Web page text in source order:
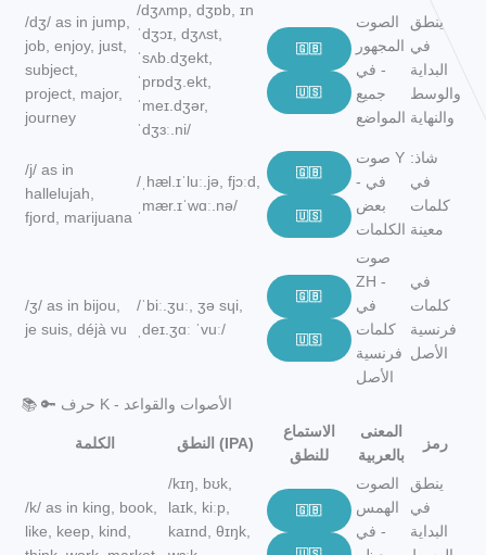
/dʒ/ as in jump,
job, enjoy, just,
subject,
project, major,
journey
/dʒʌmp, dʒɒb, ɪn
ˈdʒɔɪ, dʒʌst,
ˈsʌb.dʒekt,
ˈprɒdʒ.ekt,
ˈmeɪ.dʒər,
ˈdʒɜː.ni/
🇬🇧
🇺🇸
الصوت
المجهور
- في
جميع
المواضع
ينطق
في
البداية
والوسط
والنهاية
/j/ as in
hallelujah,
fjord, marijuana
/ˌhæl.ɪˈluː.jə, fjɔːd,
ˌmær.ɪˈwɑː.nə/
🇬🇧
🇺🇸
صوت Y
- في
بعض
الكلمات
شاذ:
في
كلمات
معينة
/ʒ/ as in bijou,
je suis, déjà vu
/ˈbiː.ʒuː, ʒə sɥi,
ˌdeɪ.ʒɑː ˈvuː/
🇬🇧
🇺🇸
صوت
ZH -
في
كلمات
فرنسية
الأصل
في
كلمات
فرنسية
الأصل
📚 🔑 حرف K - الأصوات والقواعد
الكلمة النطق (IPA)
الاستماع
للنطق
المعنى
بالعربية
رمز
/k/ as in king, book,
like, keep, kind,
/kɪŋ, bʊk,
laɪk, kiːp,
kaɪnd, θɪŋk,
🇬🇧
الصوت
الهمس
- في
ينطق
في
البداية